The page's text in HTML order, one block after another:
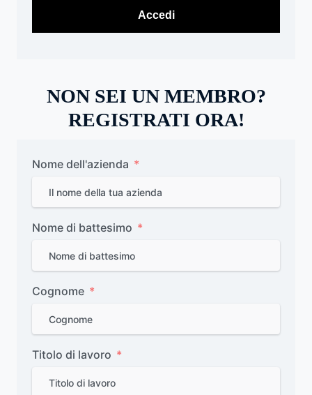
NON SEI UN MEMBRO?
REGISTRATI ORA!
Nome dell'azienda
Nome di battesimo
Cognome
Titolo di lavoro